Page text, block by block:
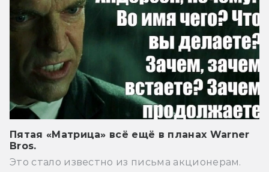
Пятая «Матрица» всё ещё в планах Warner
Bros.
Это стало известно из письма акционерам.